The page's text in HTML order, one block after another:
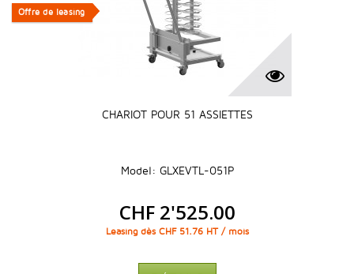
Offre de leasing
Offre de leasing
CHARIOT POUR 51 ASSIETTES
Model: GLXEVTL-051P
CHF 2'525.00
Leasing dès CHF 51.76 HT / mois